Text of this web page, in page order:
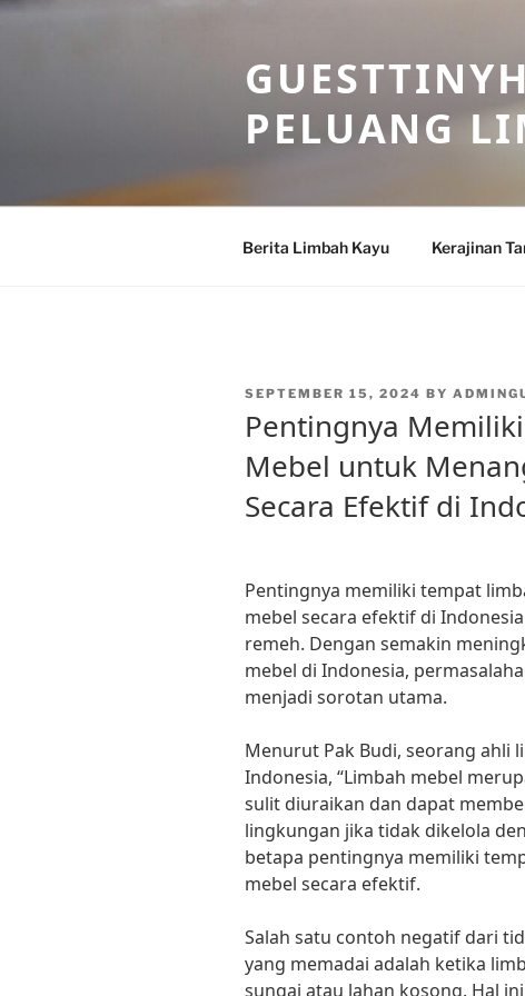
Skip
PELUANG
Berita Limbah Kayu Kerajinan
POSTED
SEPTEMBER 15, 2024 BY
Pentingnya
Mebel untuk
Secara Efektif di
Pentingnya memiliki tempat
mebel secara efektif di
remeh. Dengan semakin
mebel di Indonesia,
menjadi sorotan utama.
Menurut Pak Budi, seorang ahli
Indonesia, “Limbah mebel
sulit diuraikan dan dapat
lingkungan jika tidak dikelola
betapa pentingnya memiliki
mebel secara efektif.
Salah satu contoh negatif dari
yang memadai adalah ketika
sungai atau lahan kosong. Hal